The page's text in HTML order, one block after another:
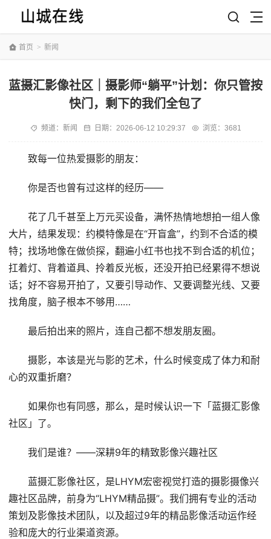
首页 > 新闻
蓝摄汇影像社区｜摄影师“躺平”计划：你只管按
快门，剩下的我们全包了
频道： 新闻 日期： 2026-06-12 10:29:37 浏览：3681
致每一位热爱摄影的朋友：
你是否也曾有过这样的经历——
花了几千甚至上万元买设备，满怀热情地想拍一组人像
大片，结果发现：约模特像是在“开盲盒”，约到不合适的模
特；找场地像在做侦探，翻遍小红书也找不到合适的机位；
扛着灯、背着道具、拎着反光板，还没开拍已经累得不想说
话；好不容易开拍了，又要引导动作、又要调整光线、又要
找角度，脑子根本不够用……
最后拍出来的照片，连自己都不想发朋友圈。
摄影，本该是光与影的艺术，什么时候变成了体力和耐
心的双重折磨？
如果你也有同感，那么，是时候认识一下「蓝摄汇影像
社区」了。
我们是谁？——深耕9年的精致影像兴趣社区
蓝摄汇影像社区，是LHYM宏密视觉打造的摄影摄像兴
趣社区品牌，前身为“LHYM精品摄”。我们拥有专业的活动
策划及影像技术团队，以及超过9年的精品影像活动运作经
验和庞大的行业渠道资源。